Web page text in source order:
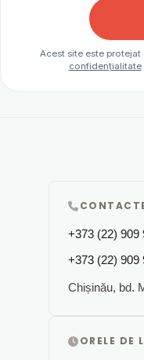
Acest site este protejat
confidențialitate
+373 (22) 909
+373 (22) 909
Chișinău, bd.
ORELE DE